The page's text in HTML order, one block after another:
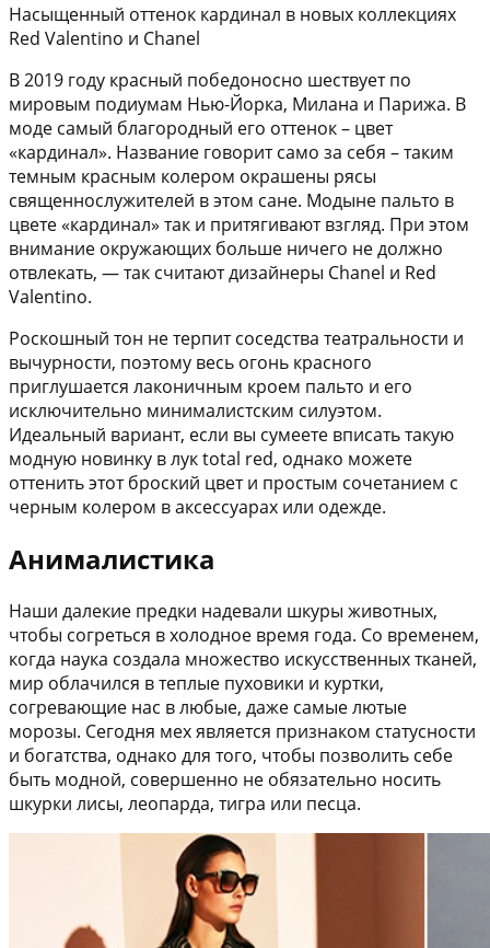
Насыщенный оттенок кардинал в новых коллекциях
Red Valentino и Chanel
В 2019 году красный победоносно шествует по
мировым подиумам Нью-Йорка, Милана и Парижа. В
моде самый благородный его оттенок – цвет
«кардинал». Название говорит само за себя – таким
темным красным колером окрашены рясы
священнослужителей в этом сане. Модыне пальто в
цвете «кардинал» так и притягивают взгляд. При этом
внимание окружающих больше ничего не должно
отвлекать, — так считают дизайнеры Chanel и Red
Valentino.
Роскошный тон не терпит соседства театральности и
вычурности, поэтому весь огонь красного
приглушается лаконичным кроем пальто и его
исключительно минималистским силуэтом.
Идеальный вариант, если вы сумеете вписать такую
модную новинку в лук total red, однако можете
оттенить этот броский цвет и простым сочетанием с
черным колером в аксессуарах или одежде.
Анималистика
Наши далекие предки надевали шкуры животных,
чтобы согреться в холодное время года. Со временем,
когда наука создала множество искусственных тканей,
мир облачился в теплые пуховики и куртки,
согревающие нас в любые, даже самые лютые
морозы. Сегодня мех является признаком статусности
и богатства, однако для того, чтобы позволить себе
быть модной, совершенно не обязательно носить
шкурки лисы, леопарда, тигра или песца.